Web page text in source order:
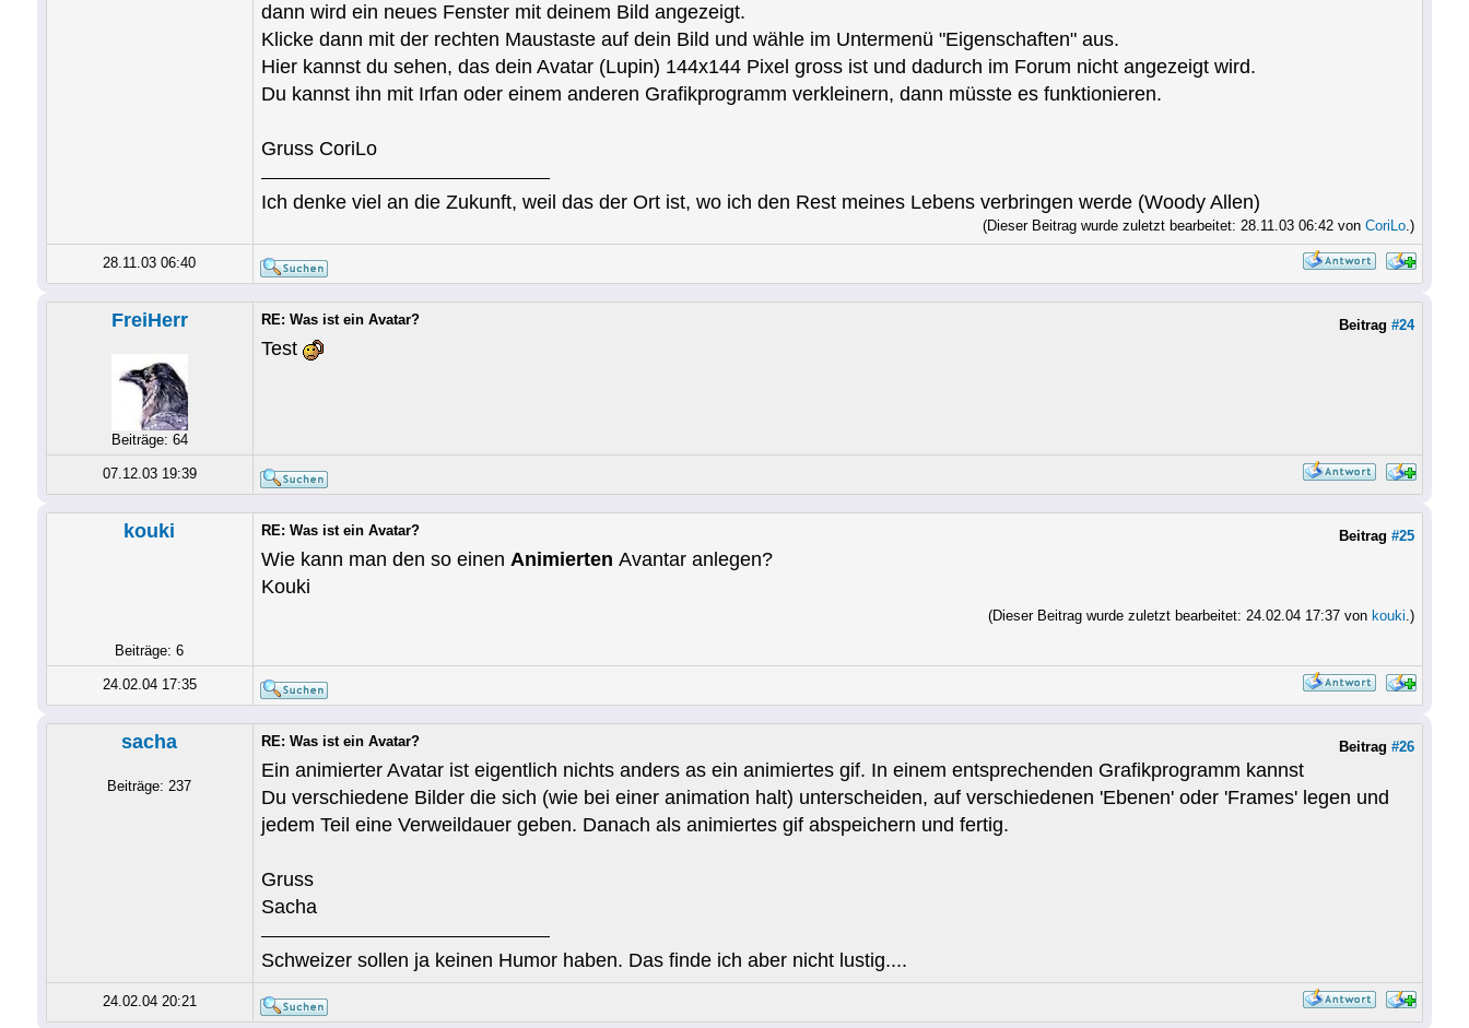
dann wird ein neues Fenster mit deinem Bild angezeigt.
Klicke dann mit der rechten Maustaste auf dein Bild und wähle im Untermenü "Eigenschaften" aus.
Hier kannst du sehen, das dein Avatar (Lupin) 144x144 Pixel gross ist und dadurch im Forum nicht angezeigt wird.
Du kannst ihn mit Irfan oder einem anderen Grafikprogramm verkleinern, dann müsste es funktionieren.
Gruss CoriLo
Ich denke viel an die Zukunft, weil das der Ort ist, wo ich den Rest meines Lebens verbringen werde (Woody Allen)
(Dieser Beitrag wurde zuletzt bearbeitet: 28.11.03 06:42 von CoriLo.)
28.11.03 06:40
FreiHerr
Beiträge: 64
Beitrag #24
RE: Was ist ein Avatar?
Test
07.12.03 19:39
kouki
Beiträge: 6
Beitrag #25
RE: Was ist ein Avatar?
Wie kann man den so einen Animierten Avantar anlegen?
Kouki
(Dieser Beitrag wurde zuletzt bearbeitet: 24.02.04 17:37 von kouki.)
24.02.04 17:35
sacha
Beiträge: 237
Beitrag #26
RE: Was ist ein Avatar?
Ein animierter Avatar ist eigentlich nichts anders as ein animiertes gif. In einem entsprechenden Grafikprogramm kannst
Du verschiedene Bilder die sich (wie bei einer animation halt) unterscheiden, auf verschiedenen 'Ebenen' oder 'Frames' legen und
jedem Teil eine Verweildauer geben. Danach als animiertes gif abspeichern und fertig.
Gruss
Sacha
Schweizer sollen ja keinen Humor haben. Das finde ich aber nicht lustig....
24.02.04 20:21